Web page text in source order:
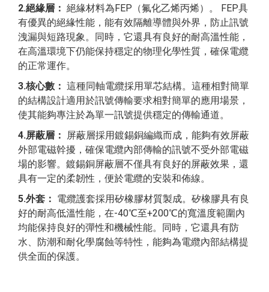
2.絕緣層： 絕緣材料為FEP（氟化乙烯丙烯）。 FEP具
有優異的絕緣性能，能有效隔離導體與外界，防止訊號
洩漏與短路現象。同時，它還具有良好的耐高溫性能，
在高溫環境下仍能保持穩定的物理化學性質，確保電纜
的正常運作。
3.核心數： 這種同軸電纜採用單芯結構。這種相對簡單
的結構設計適用於訊號傳輸要求相對簡單的應用場景，
使其能夠專注於為單一訊號提供穩定的傳輸通道。
4.屏蔽層：
屏蔽層採用鍍錫銅編織而成，能夠有效屏蔽
外部電磁幹擾，確保電纜內部傳輸的訊號不受外部電磁
場的影響。鍍錫銅屏蔽層不僅具有良好的屏蔽效果，還
具有一定的柔韌性，便於電纜的安裝和佈線。
5.外套： 電纜護套採用矽橡膠材質製成。矽橡膠具有良
好的耐高低溫性能，在-40℃至+200℃的寬溫度範圍內
均能保持良好的彈性和機械性能。同時，它還具有防
水、防潮和耐化學腐蝕等特性，能夠為電纜內部結構提
供全面的保護。
如果您對 定制線纜詳情請與我們聯絡。